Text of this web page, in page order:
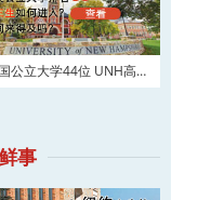
公立大学44位 UNH高三
事